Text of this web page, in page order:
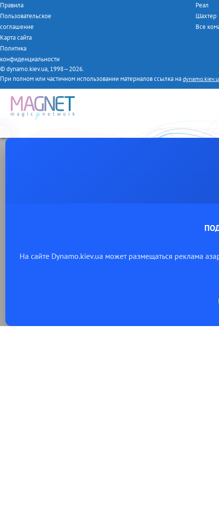
Правила
Пользовательское
соглашение
Карта сайта
Политика
конфиденциальности
Реал
Шахтер
Все
© dynamo.kiev.ua, 1998—2026.
При полном или частичном использовании материалов ссылка на
На сайте Dynamo.kiev.ua может размещаться реклама